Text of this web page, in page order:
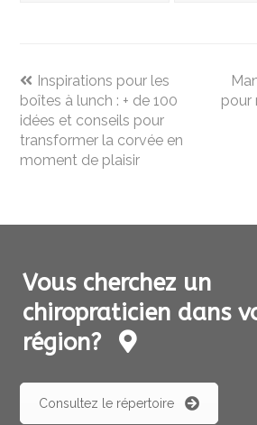
previous
post:
Inspirations pour les
boîtes à lunch : + de 100
idées et conseils pour
transformer la corvée en
moment de plaisir
pour
Vous cherchez un
chiropraticien dans
région?
Consultez le répertoire